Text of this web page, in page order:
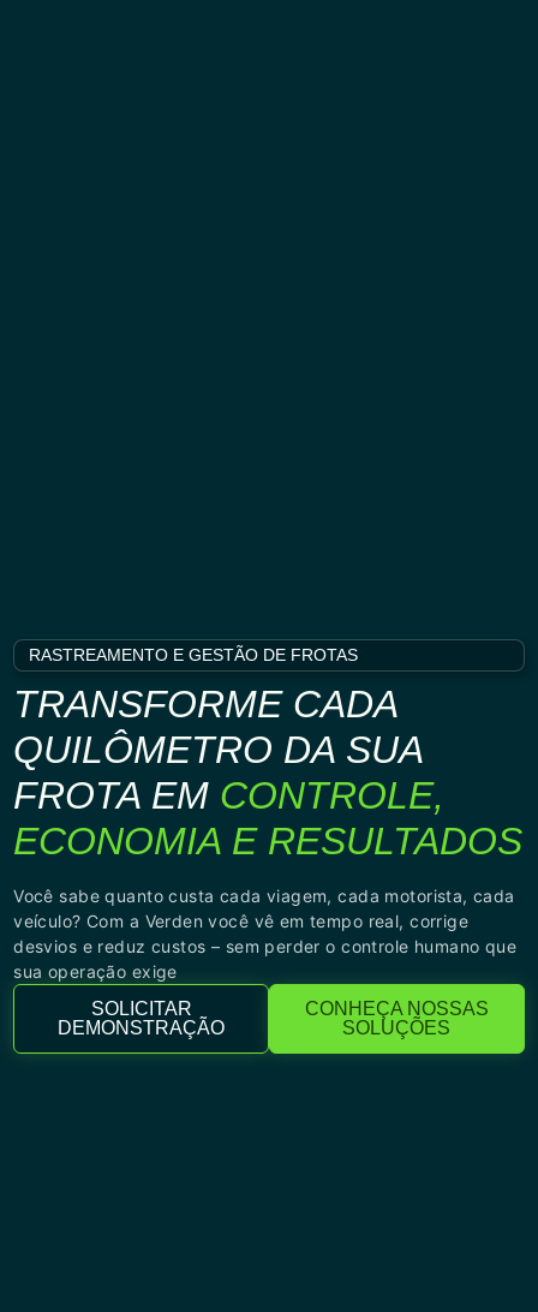
RASTREAMENTO E GESTÃO DE FROTAS
TRANSFORME CADA
QUILÔMETRO DA SUA
FROTA EM CONTROLE,
ECONOMIA E RESULTADOS
Você sabe quanto custa cada viagem, cada motorista, cada
veículo? Com a Verden você vê em tempo real, corrige
desvios e reduz custos – sem perder o controle humano que
sua operação exige
SOLICITAR
DEMONSTRAÇÃO
CONHEÇA NOSSAS
SOLUÇÕES